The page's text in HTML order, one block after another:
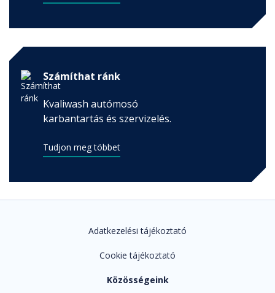
Számíthat ránk
Kvaliwash autómosó
karbantartás és szervizelés.
Tudjon meg többet
Adatkezelési tájékoztató
Cookie tájékoztató
Közösségeink